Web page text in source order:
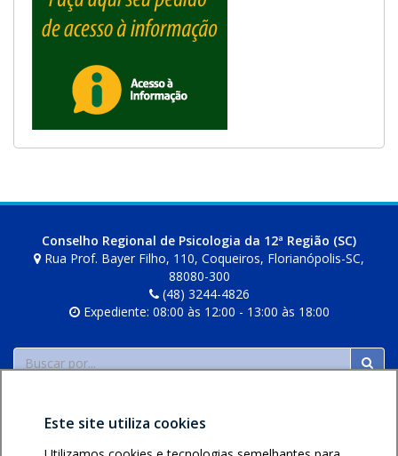
Conselho Regional de Psicologia da 12ª Região (SC)
Rua Prof. Bayer Filho, 110, Coqueiros, Florianópolis-SC,
88080-300
(48) 3244-4826
Expediente: 08:00 às 12:00 - 13:00 às 18:00
Buscar
Este site utiliza cookies